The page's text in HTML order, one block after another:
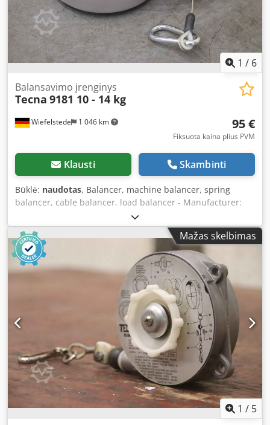
1 / 6
Wiefelstede 1 046 km
Balansavimo įrenginys
Tecna 9181 10 - 14 kg
95 €
Fiksuota kaina plius PVM
Klausti Skambinti
Būklė: naudotas, Balancer, machine balancer, spring
balancer, cable balancer, load balancer - Manufacturer:
Tecna, spring balancer type 9181 OVP - Load capacity: 10 -
14 kg - Cable length: 2500 mm - Quantity: 2x spring
balancers available - Price: per piece Dkjdpfx Aksq
Untvszsr - Box dimensions: 270/200/100 mm - Net weight:
3.8 kg
Mažas skelbimas
1 / 5